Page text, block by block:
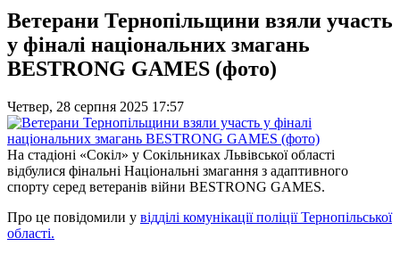
Ветерани Тернопільщини взяли участь
у фіналі національних змагань
BESTRONG GAMES (фото)
Четвер, 28 серпня 2025 17:57
На стадіоні «Сокіл» у Сокільниках Львівської області
відбулися фінальні Національні змагання з адаптивного
спорту серед ветеранів війни BESTRONG GAMES.
Про це повідомили у відділі комунікації поліції Тернопільської
області.